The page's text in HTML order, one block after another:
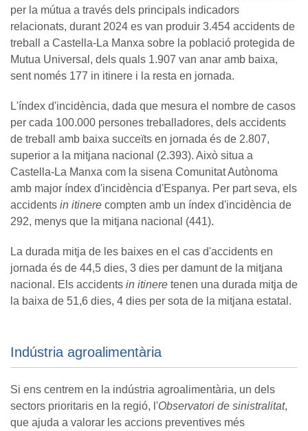
per la mútua a través dels principals indicadors
relacionats, durant 2024 es van produir 3.454 accidents de
treball a Castella-La Manxa sobre la població protegida de
Mutua Universal, dels quals 1.907 van anar amb baixa,
sent només 177 in itinere i la resta en jornada.
L'índex d'incidència, dada que mesura el nombre de casos
per cada 100.000 persones treballadores, dels accidents
de treball amb baixa succeïts en jornada és de 2.807,
superior a la mitjana nacional (2.393). Això situa a
Castella-La Manxa com la sisena Comunitat Autònoma
amb major índex d'incidència d'Espanya. Per part seva, els
accidents in itinere compten amb un índex d'incidència de
292, menys que la mitjana nacional (441).
La durada mitja de les baixes en el cas d'accidents en
jornada és de 44,5 dies, 3 dies per damunt de la mitjana
nacional. Els accidents in itinere tenen una durada mitja de
la baixa de 51,6 dies, 4 dies per sota de la mitjana estatal.
Indústria agroalimentària
Si ens centrem en la indústria agroalimentària, un dels
sectors prioritaris en la regió, l'Observatori de sinistralitat,
que ajuda a valorar les accions preventives més